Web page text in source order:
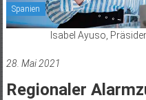
Spanien
Isabel Ayuso,
28. Mai 2021
Regionaler